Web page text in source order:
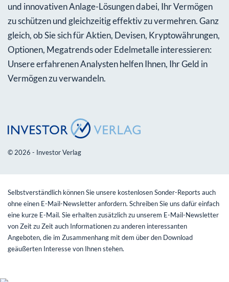
und innovativen Anlage-Lösungen dabei, Ihr Vermögen
zu schützen und gleichzeitig effektiv zu vermehren. Ganz
gleich, ob Sie sich für Aktien, Devisen, Kryptowährungen,
Optionen, Megatrends oder Edelmetalle interessieren:
Unsere erfahrenen Analysten helfen Ihnen, Ihr Geld in
Vermögen zu verwandeln.
© 2026 - Investor Verlag
Selbstverständlich können Sie unsere kostenlosen Sonder-Reports auch
ohne einen E-Mail-Newsletter anfordern. Schreiben Sie uns dafür einfach
eine kurze E-Mail. Sie erhalten zusätzlich zu unserem E-Mail-Newsletter
von Zeit zu Zeit auch Informationen zu anderen interessanten
Angeboten, die im Zusammenhang mit dem über den Download
geäußerten Interesse von Ihnen stehen.